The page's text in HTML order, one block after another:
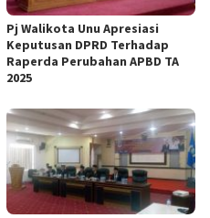
Pj Walikota Unu Apresiasi
Keputusan DPRD Terhadap
Raperda Perubahan APBD TA
2025